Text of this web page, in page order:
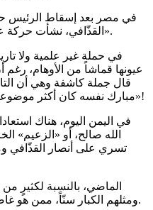
في مصر بعد إسقاط
القذّافي، نشأت حركة عاطفية تحت عنوان «آسفين يا ريّس».
في حملة غير علمية ولا
عيونها قماشاً من الأوهام،
قال جملة كاشفة وهي أن
مبارك نفسه كان أكثر موضوعية من أعضاء حملة «آسفين يا ريّس»!
في اليمن اليوم، هناك
الله صالح، أو «الزعيم»
تسري على أنصار القذّافي
الماضي، بالنسبة لكثيرٍ من
ومثلهم الكبار سنّاً، ممن هو غاضبٌ على العهد الحالي لسببٍ أو آخر.